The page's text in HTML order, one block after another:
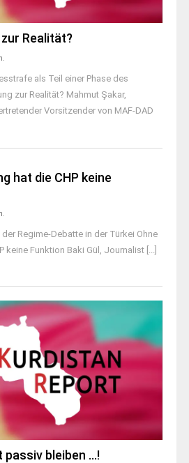
Realität?
als Teil einer Phase des
zur Realität? Mahmut Şakar,
Vorsitzender von MAF-DAD
hat die CHP keine
der Regime-Debatte in der Türkei Ohne
keine Funktion Baki Gül, Journalist [...]
passiv bleiben …!